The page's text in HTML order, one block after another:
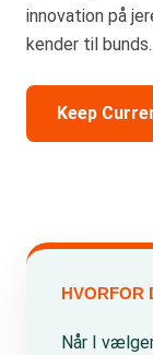
innovation på
kender til bunds.
Keep
HVORFOR
Når I